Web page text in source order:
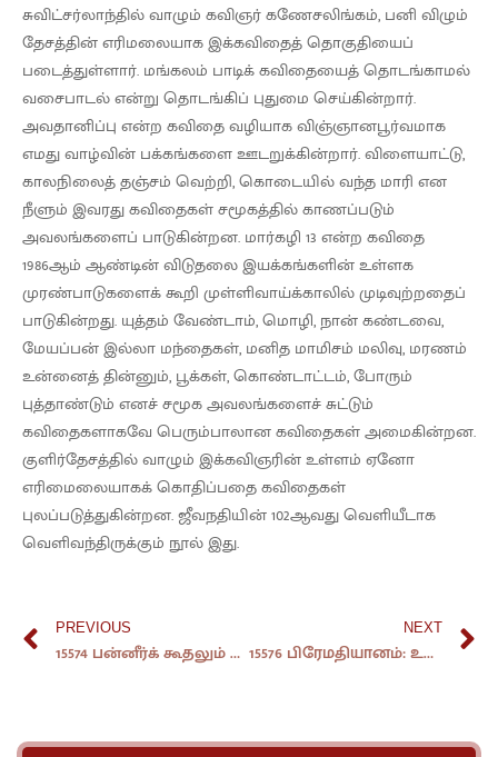
சுவிட்சர்லாந்தில் வாழும் கவிஞர் கணேசலிங்கம், பனி விழும்
தேசத்தின் எரிமலையாக இக்கவிதைத் தொகுதியைப்
படைத்துள்ளார். மங்கலம் பாடிக் கவிதையைத் தொடங்காமல்
வசைபாடல் என்று தொடங்கிப் புதுமை செய்கின்றார்.
அவதானிப்பு என்ற கவிதை வழியாக விஞ்ஞானபூர்வமாக
எமது வாழ்வின் பக்கங்களை ஊடறுக்கின்றார். விளையாட்டு,
காலநிலைத் தஞ்சம் வெற்றி, கொடையில் வந்த மாரி என
நீளும் இவரது கவிதைகள் சமூகத்தில் காணப்படும்
அவலங்களைப் பாடுகின்றன. மார்கழி 13 என்ற கவிதை
1986ஆம் ஆண்டின் விடுதலை இயக்கங்களின் உள்ளக
முரண்பாடுகளைக் கூறி முள்ளிவாய்க்காலில் முடிவுற்றதைப்
பாடுகின்றது. யுத்தம் வேண்டாம், மொழி, நான் கண்டவை,
மேயப்பன் இல்லா மந்தைகள், மனித மாமிசம் மலிவு, மரணம்
உன்னைத் தின்னும், பூக்கள், கொண்டாட்டம், போரும்
புத்தாண்டும் எனச் சமூக அவலங்களைச் சுட்டும்
கவிதைகளாகவே பெரும்பாலான கவிதைகள் அமைகின்றன.
குளிர்தேசத்தில் வாழும் இக்கவிஞரின் உள்ளம் ஏனோ
எரிமைலையாகக் கொதிப்பதை கவிதைகள்
புலப்படுத்துகின்றன. ஜீவநதியின் 102ஆவது வெளியீடாக
வெளிவந்திருக்கும் நூல் இது.
PREVIOUS
15574 பன்னீர்க் கூதலும் சந்தனப் போர்வையும்.
NEXT
15576 பிரேமதியானம்: உணர்வுச் சித்திரம்.